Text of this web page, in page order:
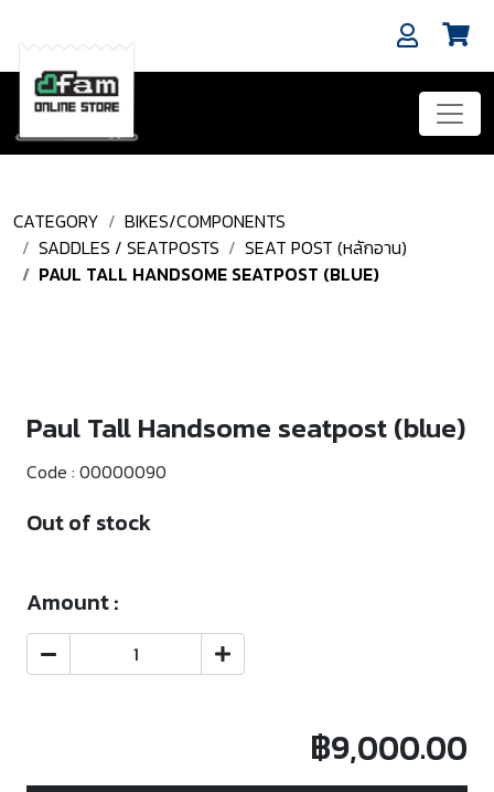
CATEGORY
BIKES/COMPONENTS
SADDLES / SEATPOSTS
SEAT POST (หลักอาน)
PAUL TALL HANDSOME SEATPOST (BLUE)
Paul Tall Handsome seatpost (blue)
Code : 00000090
Out of stock
Amount :
฿9,000.00